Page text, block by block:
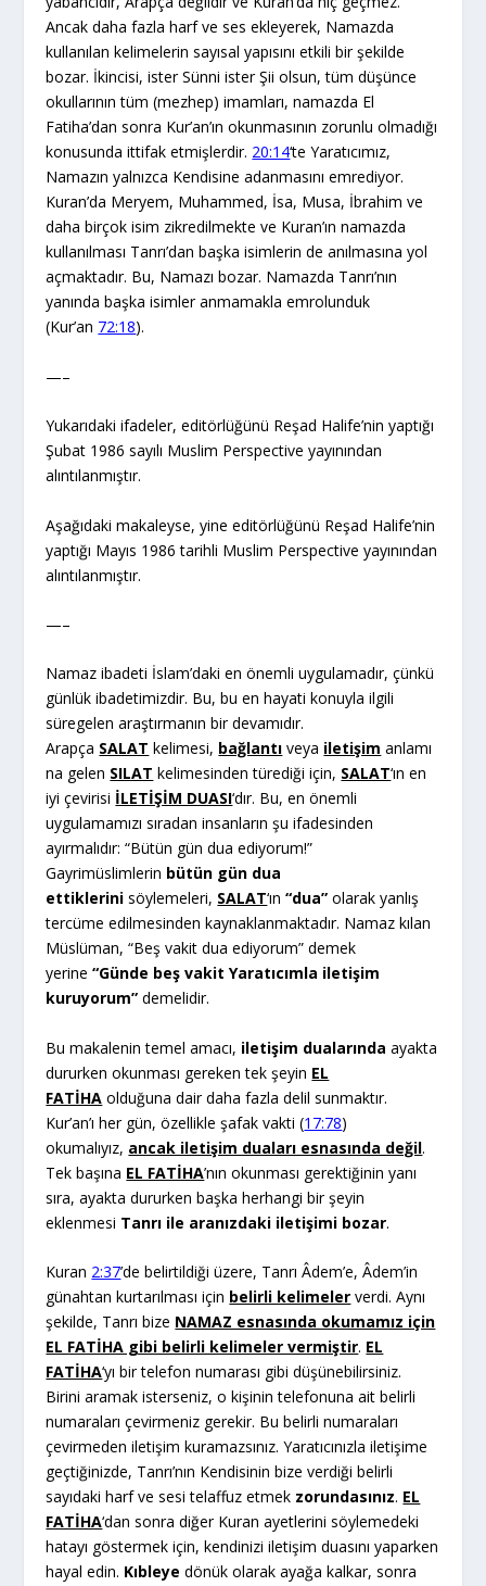
Ancak daha fazla harf ve ses ekleyerek, Namazda
kullanılan kelimelerin sayısal yapısını etkili bir şekilde
bozar. İkincisi, ister Sünni ister Şii olsun, tüm düşünce
okullarının tüm (mezhep) imamları, namazda El
Fatiha’dan sonra Kur’an’ın okunmasının zorunlu olmadığı
konusunda ittifak etmişlerdir. 20:14‘te Yaratıcımız,
Namazın yalnızca Kendisine adanmasını emrediyor.
Kuran’da Meryem, Muhammed, İsa, Musa, İbrahim ve
daha birçok isim zikredilmekte ve Kuran’ın namazda
kullanılması Tanrı’dan başka isimlerin de anılmasına yol
açmaktadır. Bu, Namazı bozar. Namazda Tanrı’nın
yanında başka isimler anmamakla emrolunduk
(Kur’an 72:18).
—–
Yukarıdaki ifadeler, editörlüğünü Reşad Halife’nin yaptığı
Şubat 1986 sayılı Muslim Perspective yayınından
alıntılanmıştır.
Aşağıdaki makaleyse, yine editörlüğünü Reşad Halife’nin
yaptığı Mayıs 1986 tarihli Muslim Perspective yayınından
alıntılanmıştır.
—–
Namaz ibadeti İslam’daki en önemli uygulamadır, çünkü
günlük ibadetimizdir. Bu, bu en hayati konuyla ilgili
süregelen araştırmanın bir devamıdır.
Arapça SALAT kelimesi, bağlantı veya iletişim anlamı
na gelen SILAT kelimesinden türediği için, SALAT‘ın en
iyi çevirisi İLETİŞİM DUASI‘dır. Bu, en önemli
uygulamamızı sıradan insanların şu ifadesinden
ayırmalıdır: “Bütün gün dua ediyorum!”
Gayrimüslimlerin bütün gün dua
ettiklerini söylemeleri, SALAT‘ın“dua” olarak yanlış
tercüme edilmesinden kaynaklanmaktadır. Namaz kılan
Müslüman, “Beş vakit dua ediyorum” demek
yerine“Günde beş vakit Yaratıcımla iletişim
kuruyorum” demelidir.
Bu makalenin temel amacı, iletişim dualarında ayakta
dururken okunması gereken tek şeyin EL
FATİHA olduğuna dair daha fazla delil sunmaktır.
Kur’an’ı her gün, özellikle şafak vakti (17:78)
okumalıyız, ancak iletişim duaları esnasında değil.
Tek başına EL FATİHA’nın okunması gerektiğinin yanı
sıra, ayakta dururken başka herhangi bir şeyin
eklenmesi Tanrı ile aranızdaki iletişimi bozar.
Kuran 2:37’de belirtildiği üzere, Tanrı Âdem’e, Âdem’in
günahtan kurtarılması için belirli kelimeler verdi. Aynı
şekilde, Tanrı bize NAMAZ esnasında okumamız için
EL FATİHA gibi belirli kelimeler vermiştir. EL
FATİHA‘yı bir telefon numarası gibi düşünebilirsiniz.
Birini aramak isterseniz, o kişinin telefonuna ait belirli
numaraları çevirmeniz gerekir. Bu belirli numaraları
çevirmeden iletişim kuramazsınız. Yaratıcınızla iletişime
geçtiğinizde, Tanrı’nın Kendisinin bize verdiği belirli
sayıdaki harf ve sesi telaffuz etmek zorundasınız. EL
FATİHA‘dan sonra diğer Kuran ayetlerini söylemedeki
hatayı göstermek için, kendinizi iletişim duasını yaparken
hayal edin. Kıbleye dönük olarak ayağa kalkar, sonra